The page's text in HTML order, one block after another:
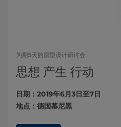
为期5天的原型设计研讨会
思想 产生 行动
日期：2019年6月3日至7日
地点：德国慕尼黑